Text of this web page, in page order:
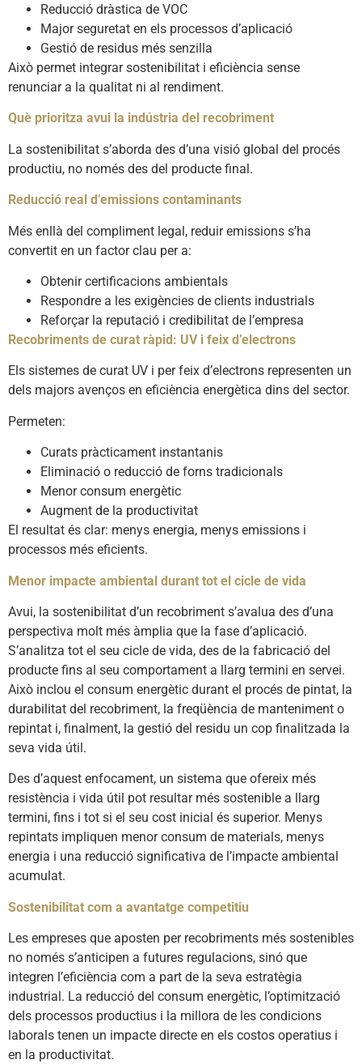
Reducció dràstica de VOC
Major seguretat en els processos d’aplicació
Gestió de residus més senzilla
Això permet integrar sostenibilitat i eficiència sense
renunciar a la qualitat ni al rendiment.
Què prioritza avui la indústria del recobriment
La sostenibilitat s’aborda des d’una visió global del procés
productiu, no només des del producte final.
Reducció real d’emissions contaminants
Més enllà del compliment legal, reduir emissions s’ha
convertit en un factor clau per a:
Obtenir certificacions ambientals
Respondre a les exigències de clients industrials
Reforçar la reputació i credibilitat de l’empresa
Recobriments de curat ràpid: UV i feix d’electrons
Els sistemes de curat UV i per feix d’electrons representen un
dels majors avenços en eficiència energètica dins del sector.
Permeten:
Curats pràcticament instantanis
Eliminació o reducció de forns tradicionals
Menor consum energètic
Augment de la productivitat
El resultat és clar: menys energia, menys emissions i
processos més eficients.
Menor impacte ambiental durant tot el cicle de vida
Avui, la sostenibilitat d’un recobriment s’avalua des d’una
perspectiva molt més àmplia que la fase d’aplicació.
S’analitza tot el seu cicle de vida, des de la fabricació del
producte fins al seu comportament a llarg termini en servei.
Això inclou el consum energètic durant el procés de pintat, la
durabilitat del recobriment, la freqüència de manteniment o
repintat i, finalment, la gestió del residu un cop finalitzada la
seva vida útil.
Des d’aquest enfocament, un sistema que ofereix més
resistència i vida útil pot resultar més sostenible a llarg
termini, fins i tot si el seu cost inicial és superior. Menys
repintats impliquen menor consum de materials, menys
energia i una reducció significativa de l’impacte ambiental
acumulat.
Sostenibilitat com a avantatge competitiu
Les empreses que aposten per recobriments més sostenibles
no només s’anticipen a futures regulacions, sinó que
integren l’eficiència com a part de la seva estratègia
industrial. La reducció del consum energètic, l’optimització
dels processos productius i la millora de les condicions
laborals tenen un impacte directe en els costos operatius i
en la productivitat.